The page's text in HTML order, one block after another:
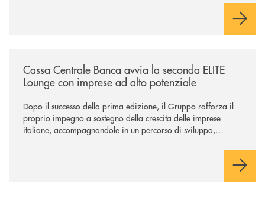
negoziazione esclusiva per la finalizzazione dell’operazione.
Cassa Centrale Banca avvia la seconda ELITE
Lounge con imprese ad alto potenziale
Dopo il successo della prima edizione, il Gruppo rafforza il
proprio impegno a sostegno della crescita delle imprese
italiane, accompagnandole in un percorso di sviluppo,